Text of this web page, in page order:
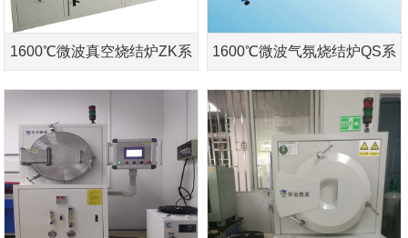
1600℃微波真空烧结炉ZK系
列
1600℃微波气氛烧结炉QS系
列